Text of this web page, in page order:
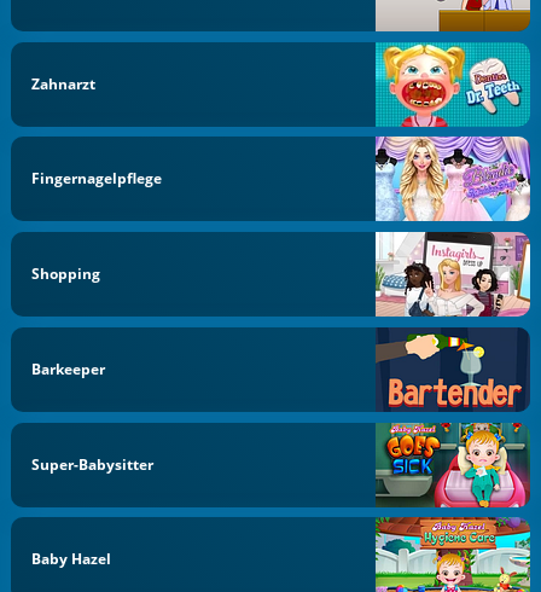
Zahnarzt
Fingernagelpflege
Shopping
Barkeeper
Super-Babysitter
Baby Hazel